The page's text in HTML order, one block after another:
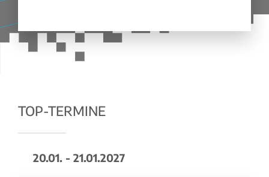
TOP-TERMINE
20.01. - 21.01.2027